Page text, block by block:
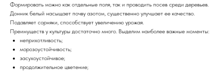
Формировать можно как отдельные поля, так и проводить посев среди деревьев.
Донник белый насыщает почву азотом, существенно улучшает ее качество.
Подавляет сорняки, способствует увеличению урожая.
Преимуществ у культуры достаточно много. Выделим наиболее важные моменты:
неприхотливость;
морозоустойчивость;
засухоустойчивое;
продолжительное цветение;